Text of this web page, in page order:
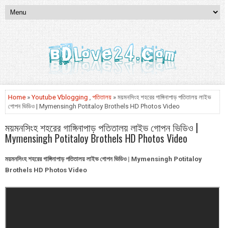
Home »Youtube Vblogging , পতিতালয় » ময়মনসিংহ শহরের গাঙ্গিনাপাড় পতিতালয় লাইভ
গোপন ভিডিও | Mymensingh Potitaloy Brothels HD Photos Video
ময়মনসিংহ শহরের গাঙ্গিনাপাড় পতিতালয় লাইভ গোপন ভিডিও |
Mymensingh Potitaloy Brothels HD Photos Video
ময়মনসিংহ শহরের গাঙ্গিনাপাড় পতিতালয় লাইভ গোপন ভিডিও | Mymensingh Potitaloy
Brothels HD Photos Video